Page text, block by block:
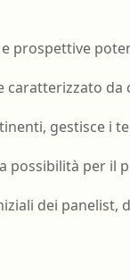
prospettive
da
gestisce i
possibilità per il
dei panelist,